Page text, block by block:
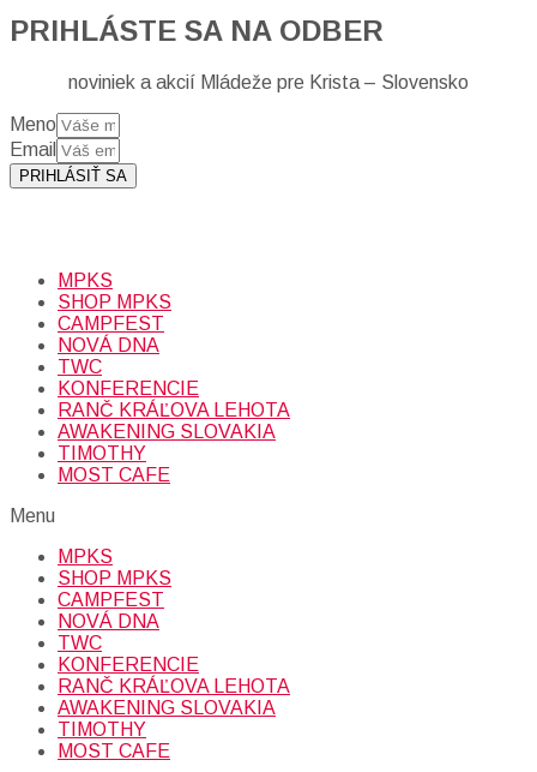
PRIHLÁSTE SA NA ODBER
noviniek a akcií Mládeže pre Krista – Slovensko
Meno
Email
PRIHLÁSIŤ SA
MPKS
SHOP MPKS
CAMPFEST
NOVÁ DNA
TWC
KONFERENCIE
RANČ KRÁĽOVA LEHOTA
AWAKENING SLOVAKIA
TIMOTHY
MOST CAFE
Menu
MPKS
SHOP MPKS
CAMPFEST
NOVÁ DNA
TWC
KONFERENCIE
RANČ KRÁĽOVA LEHOTA
AWAKENING SLOVAKIA
TIMOTHY
MOST CAFE